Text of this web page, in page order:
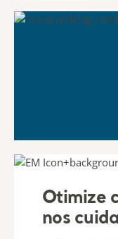
Otimize
nos